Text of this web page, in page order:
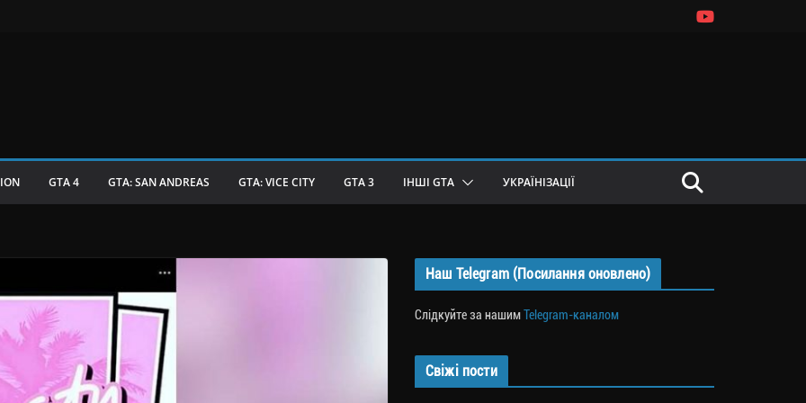
GTA 4 GTA: SAN ANDREAS GTA: VICE CITY GTA 3 ІНШІ GTA УКРАЇНІЗАЦІЇ
Наш Telegram (Посилання оновлено)
Слідкуйте за нашимTelegram-каналом
Свіжі пости